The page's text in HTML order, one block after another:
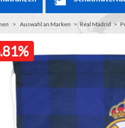
> Auswahl an Marken > Real Madrid >